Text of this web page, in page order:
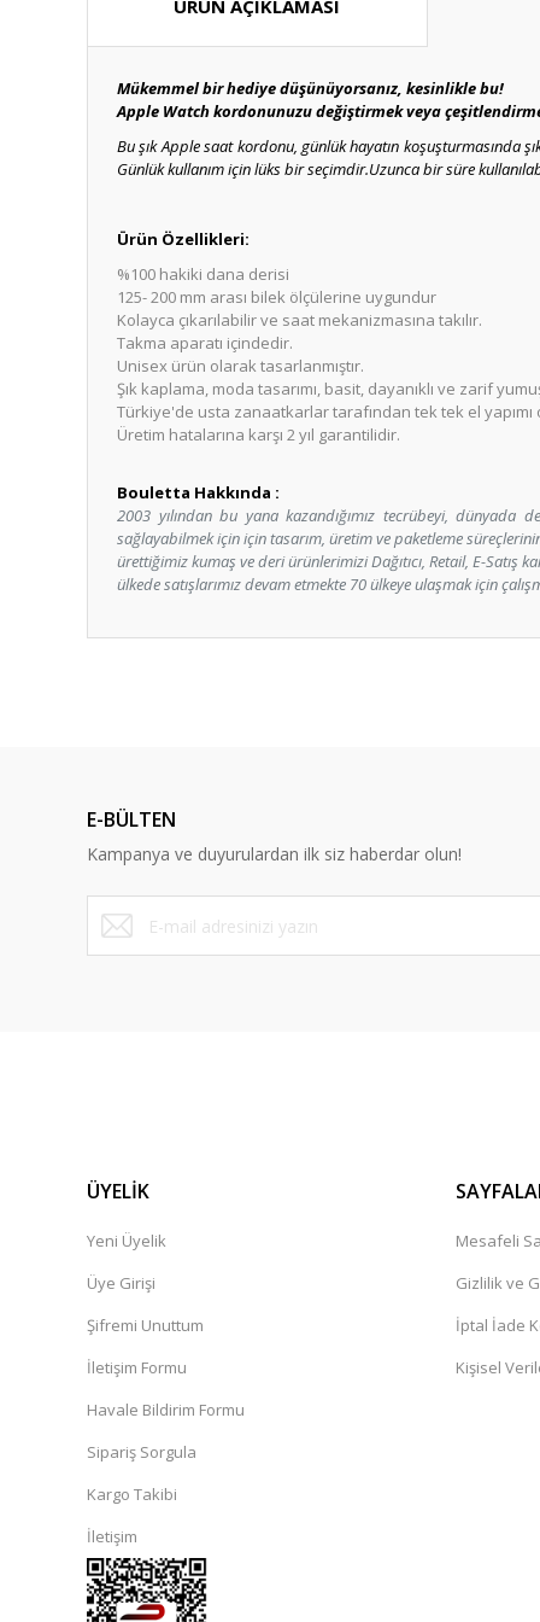
ÜRÜN AÇIKLAMASI
Mükemmel bir hediye düşünüyorsanız, kesinlikle bu!
Apple Watch kordonunuzu değiştirmek veya
Bu şık Apple saat kordonu, günlük hayatın
Günlük kullanım için lüks bir seçimdir.Uzunca bir süre
Ürün Özellikleri:
%100 hakiki dana derisi
125- 200 mm arası bilek ölçülerine uygundur
Kolayca çıkarılabilir ve saat mekanizmasına takılır.
Takma aparatı içindedir.
Unisex ürün olarak tasarlanmıştır.
Şık kaplama, moda tasarımı, basit, dayanıklı ve zarif
Türkiye'de usta zanaatkarlar tarafından tek tek el
Üretim hatalarına karşı 2 yıl garantilidir.
Bouletta Hakkında :
2003 yılından bu yana kazandığımız tecrübeyi,
sağlayabilmek için için tasarım, üretim ve paketleme
ürettiğimiz kumaş ve deri ürünlerimizi Dağıtıcı, Retail, E-Satış
ülkede satışlarımız devam etmekte 70 ülkeye ulaşmak için
Ürün bilgilerinde hatalar bulunuyor.
Ürün fiyatı diğer sitelerden daha pahalı.
Bu ürüne benzer farklı alternatifler olmalı.
E-BÜLTEN
Kampanya ve duyurulardan ilk siz haberdar olun!
ÜYELİK
Yeni Üyelik
Üye Girişi
Şifremi Unuttum
İletişim Formu
Havale Bildirim Formu
Sipariş Sorgula
Kargo Takibi
İletişim
Mesafeli
Gizlilik ve
İptal İade
Kişisel